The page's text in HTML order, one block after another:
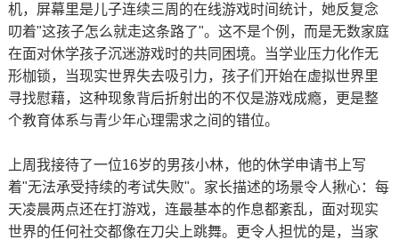
机，屏幕里是儿子连续三周的在线游戏时间统计，她反复念
叨着"这孩子怎么就走这条路了"。这不是个例，而是无数家庭
在面对休学孩子沉迷游戏时的共同困境。当学业压力化作无
形枷锁，当现实世界失去吸引力，孩子们开始在虚拟世界里
寻找慰藉，这种现象背后折射出的不仅是游戏成瘾，更是整
个教育体系与青少年心理需求之间的错位。
上周我接待了一位16岁的男孩小林，他的休学申请书上写
着"无法承受持续的考试失败"。家长描述的场景令人揪心：每
天凌晨两点还在打游戏，连最基本的作息都紊乱，面对现实
世界的任何社交都像在刀尖上跳舞。更令人担忧的是，当家